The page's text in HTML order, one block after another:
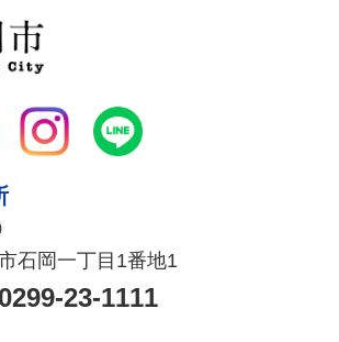
石岡一丁目1番地1
0299-23-1111